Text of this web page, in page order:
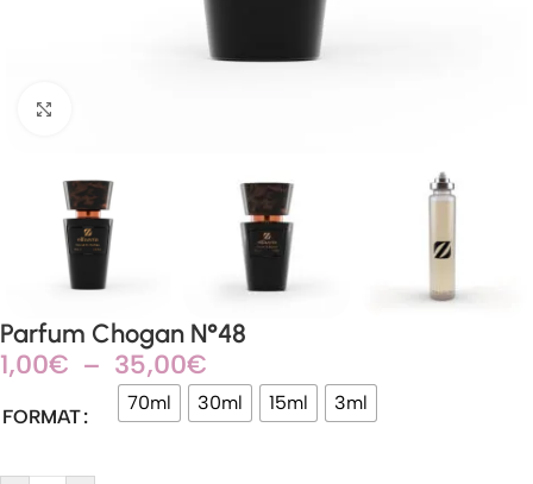
Parfum Chogan N°48
1,00€ – 35,00€
FORMAT
70ml 30ml 15ml 3ml